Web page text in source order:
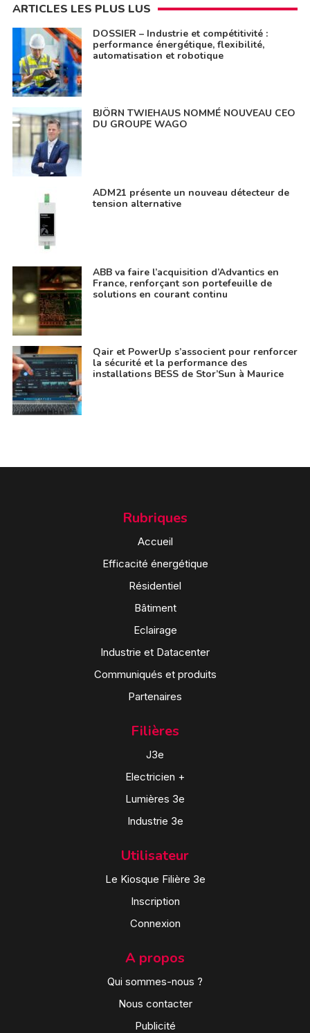
ARTICLES LES PLUS LUS
DOSSIER – Industrie et compétitivité :
performance énergétique, flexibilité,
automatisation et robotique
BJÖRN TWIEHAUS NOMMÉ NOUVEAU CEO
DU GROUPE WAGO
ADM21 présente un nouveau détecteur de
tension alternative
ABB va faire l’acquisition d’Advantics en
France, renforçant son portefeuille de
solutions en courant continu
Qair et PowerUp s’associent pour renforcer
la sécurité et la performance des
installations BESS de Stor’Sun à Maurice
Rubriques
Accueil
Efficacité énergétique
Résidentiel
Bâtiment
Eclairage
Industrie et Datacenter
Communiqués et produits
Partenaires
Filières
J3e
Electricien +
Lumières 3e
Industrie 3e
Utilisateur
Le Kiosque Filière 3e
Inscription
Connexion
A propos
Qui sommes-nous ?
Nous contacter
Publicité